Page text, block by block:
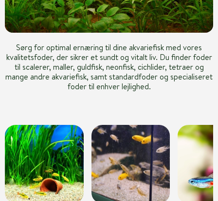
Sørg for optimal ernæring til dine akvariefisk med vores
kvalitetsfoder, der sikrer et sundt og vitalt liv. Du finder foder
til scalerer, maller, guldfisk, neonfisk, cichlider, tetraer og
mange andre akvariefisk, samt standardfoder og specialiseret
foder til enhver lejlighed.